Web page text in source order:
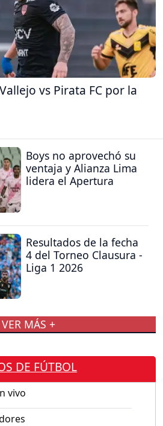
vs Pirata FC por la
Boys no aprovechó su
ventaja y Alianza Lima
lidera el Apertura
Resultados de la fecha
4 del Torneo Clausura -
Liga 1 2026
VER MÁS +
DE FÚTBOL
vivo